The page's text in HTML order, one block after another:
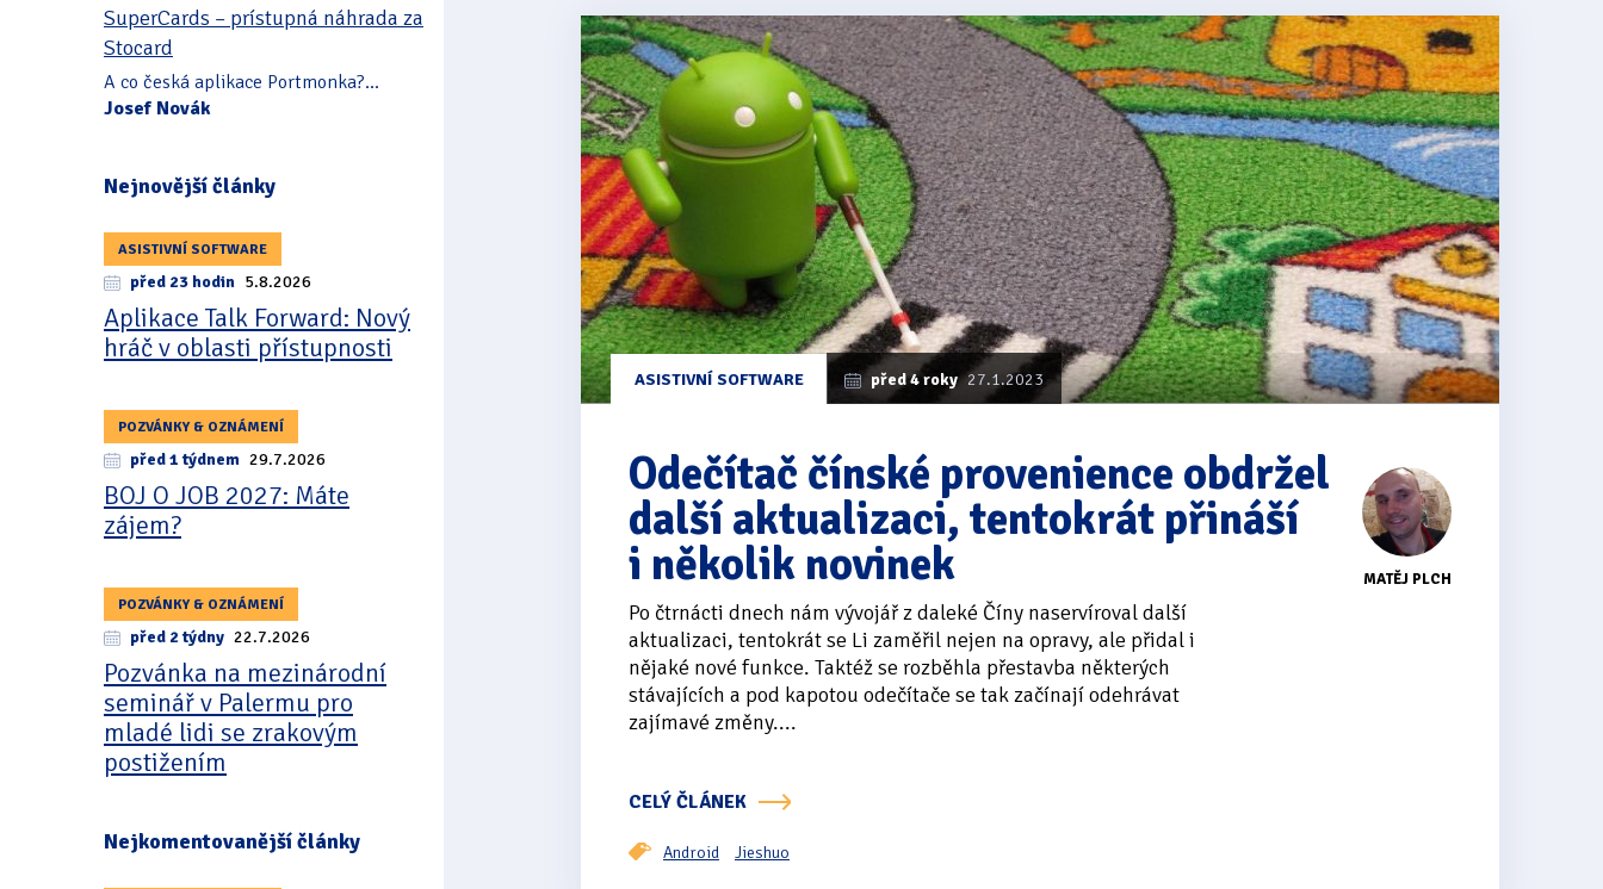
SuperCards – prístupná náhrada za
Stocard
A co česká aplikace Portmonka?...
Josef Novák
Nejnovější články
ASISTIVNÍ SOFTWARE
před 23 hodin 5.8.2026
Aplikace Talk Forward: Nový
hráč v oblasti přístupnosti
POZVÁNKY & OZNÁMENÍ
před 1 týdnem 29.7.2026
BOJ O JOB 2027: Máte
zájem?
POZVÁNKY & OZNÁMENÍ
před 2 týdny 22.7.2026
Pozvánka na mezinárodní
seminář v Palermu pro
mladé lidi se zrakovým
postižením
Nejkomentovanější články
ASISTIVNÍ SOFTWARE před 4 roky 27.1.2023
MATĚJ PLCH
Odečítač čínské provenience obdržel
další aktualizaci, tentokrát přináší
i několik novinek
Po čtrnácti dnech nám vývojář z daleké Číny naservíroval další
aktualizaci, tentokrát se Li zaměřil nejen na opravy, ale přidal i
nějaké nové funkce. Taktéž se rozběhla přestavba některých
stávajících a pod kapotou odečítače se tak začínají odehrávat
zajímavé změny....
CELÝ ČLÁNEK
Android Jieshuo